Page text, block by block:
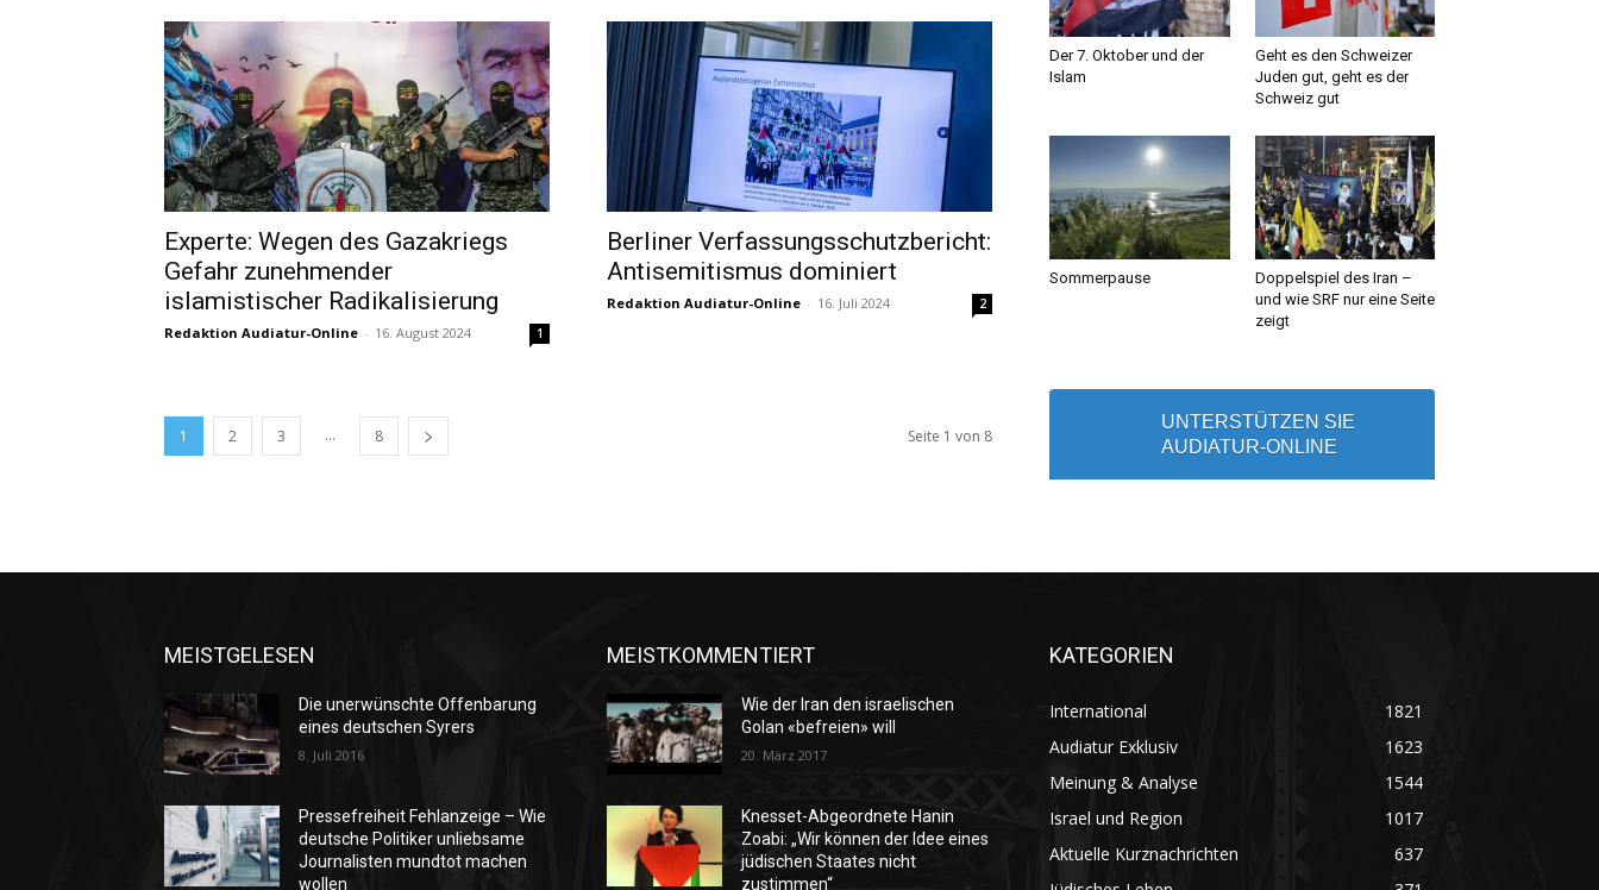
Experte: Wegen des Gazakriegs
Gefahr zunehmender
islamistischer Radikalisierung
Redaktion Audiatur-Online - 16. August 2024 1
Berliner Verfassungsschutzbericht:
Antisemitismus dominiert
Redaktion Audiatur-Online - 16. Juli 2024 2
1 2 3 ... 8 Seite 1 von 8
Der 7. Oktober und der
Islam
Geht es den Schweizer
Juden gut, geht es der
Schweiz gut
Sommerpause
Doppelspiel des Iran –
und wie SRF nur eine Seite
zeigt
UNTERSTÜTZEN SIE
AUDIATUR-ONLINE
MEISTGELESEN
Die unerwünschte Offenbarung
eines deutschen Syrers
8. Juli 2016
Pressefreiheit Fehlanzeige – Wie
deutsche Politiker unliebsame
Journalisten mundtot machen
wollen
MEISTKOMMENTIERT
Wie der Iran den israelischen
Golan «befreien» will
20. März 2017
Knesset-Abgeordnete Hanin
Zoabi: „Wir können der Idee eines
jüdischen Staates nicht
zustimmen“
KATEGORIEN
International
1821
Audiatur Exklusiv
1623
Meinung & Analyse
1544
Israel und Region
1017
Aktuelle Kurznachrichten
637